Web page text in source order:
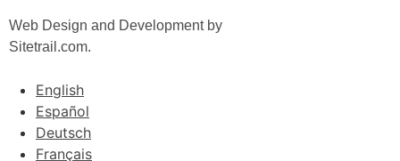
Web Design and Development by
Sitetrail.com.
English
Español
Deutsch
Français